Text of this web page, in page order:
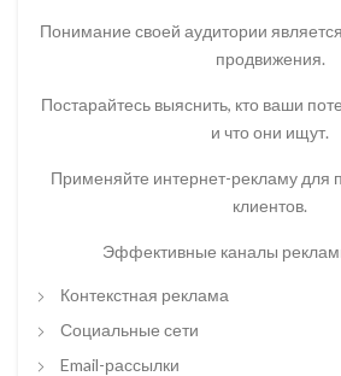
Понимание своей аудитории
продвижения.
Постарайтесь выяснить, кто ваши
и что они ищут.
Применяйте интернет-рекламу для
клиентов.
Эффективные каналы
Контекстная реклама
Социальные сети
Email-рассылки